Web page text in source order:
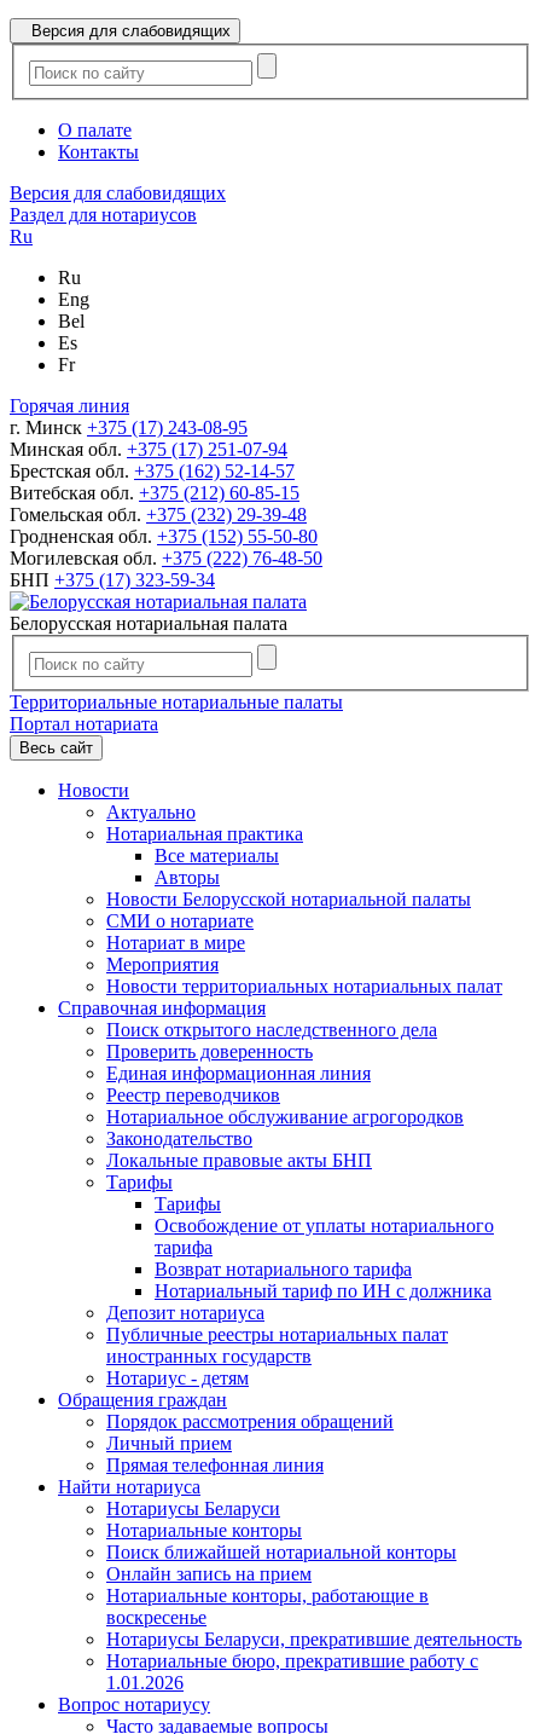
Версия для слабовидящих
О палате
Контакты
Версия для слабовидящих
Раздел для нотариусов
Ru
Ru
Eng
Bel
Es
Fr
Горячая линия
г. Минск +375 (17) 243-08-95
Минская обл. +375 (17) 251-07-94
Брестская обл. +375 (162) 52-14-57
Витебская обл. +375 (212) 60-85-15
Гомельская обл. +375 (232) 29-39-48
Гродненская обл. +375 (152) 55-50-80
Могилевская обл. +375 (222) 76-48-50
БНП +375 (17) 323-59-34
Белорусская нотариальная палата
Территориальные нотариальные палаты
Портал нотариата
Весь сайт
Новости
Актуально
Нотариальная практика
Все материалы
Авторы
Новости Белорусской нотариальной палаты
СМИ о нотариате
Нотариат в мире
Мероприятия
Новости территориальных нотариальных палат
Справочная информация
Поиск открытого наследственного дела
Проверить доверенность
Единая информационная линия
Реестр переводчиков
Нотариальное обслуживание агрогородков
Законодательство
Локальные правовые акты БНП
Тарифы
Тарифы
Освобождение от уплаты нотариального
тарифа
Возврат нотариального тарифа
Нотариальный тариф по ИН с должника
Депозит нотариуса
Публичные реестры нотариальных палат
иностранных государств
Нотариус - детям
Обращения граждан
Порядок рассмотрения обращений
Личный прием
Прямая телефонная линия
Найти нотариуса
Нотариусы Беларуси
Нотариальные конторы
Поиск ближайшей нотариальной конторы
Онлайн запись на прием
Нотариальные конторы, работающие в
воскресенье
Нотариусы Беларуси, прекратившие деятельность
Нотариальные бюро, прекратившие работу с
1.01.2026
Вопрос нотариусу
Часто задаваемые вопросы